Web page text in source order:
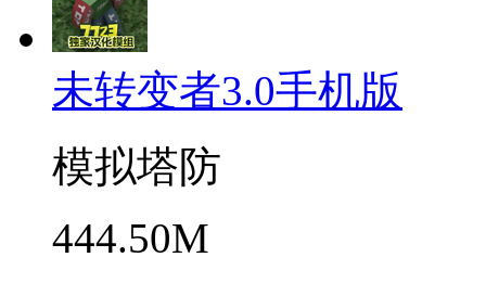
未转变者3.0手机版
模拟塔防
444.50M